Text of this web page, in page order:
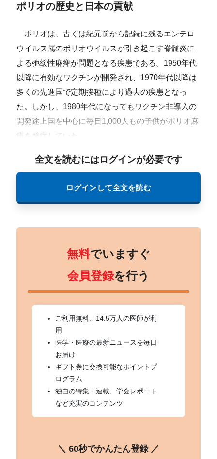
ポリオの歴史と日本の貢献
ポリオは、古くは紀元前から記録に残るエンテロ
ウイルス属のポリオウイルスが引き起こす脊髄炎に
よる弛緩性麻痺が問題となる疾患である。1950年代
以降に有効なワクチンが開発され、1970年代以降は
多くの先進国で定期接種により過去の疾患となっ
た。しかし、1980年代になってもワクチン非導入の
開発途上国を中心に毎日1,000人もの子供がポリオ麻
痺を発症していた。
全文を読むにはログインが必要です
ログインして全文を読む
無料でいますぐ
会員登録を行う
ご利用無料、14.5万人の医師が利
用
医学・医療の最新ニュースを毎日
お届け
ギフト券に交換可能なポイントプ
ログラム
独自の特集・連載、学会レポート
など充実のコンテンツ
＼ 60秒でかんたん登録 ／